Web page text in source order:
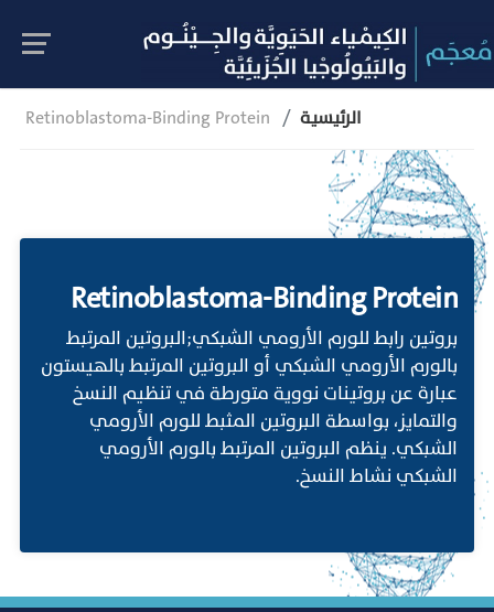
Retinoblastoma-Binding Protein الرئيسية
Retinoblastoma-Binding Protein
بروتين رابط للورم الأرومي الشبكي;البروتين المرتبط
بالورم الأرومي الشبكي أو البروتين المرتبط بالهيستون
عبارة عن بروتينات نووية متورطة في تنظيم النسخ
والتمايز، بواسطة البروتين المثبط للورم الأرومي
الشبكي. ينظم البروتين المرتبط بالورم الأرومي
الشبكي نشاط النسخ.